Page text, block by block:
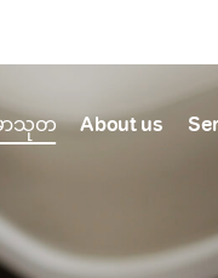
ာသုတ
Find
About us